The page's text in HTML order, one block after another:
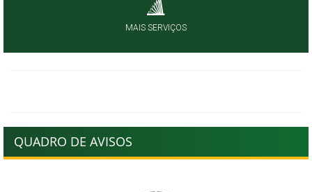
MAIS SERVIÇOS
QUADRO DE AVISOS